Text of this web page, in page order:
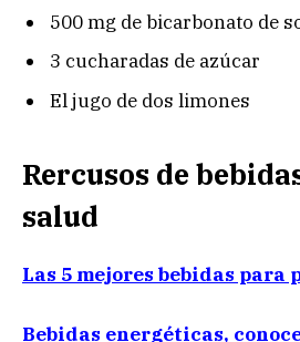
500 mg de bicarbonato de
3 cucharadas de azúcar
El jugo de dos limones
Rercusos de
salud
Las 5 mejores bebidas para
Bebidas energéticas,